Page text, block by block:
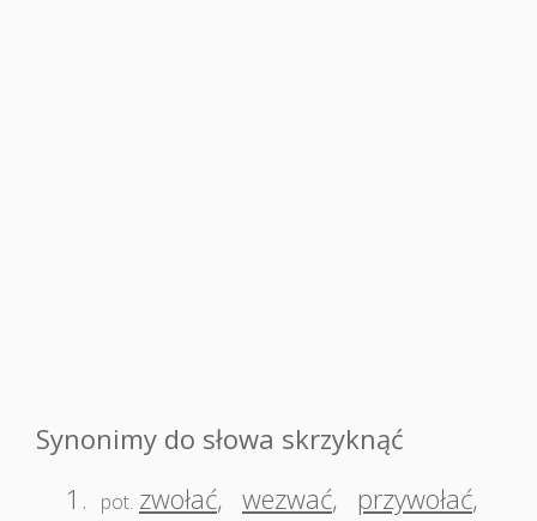
Synonimy do słowa skrzyknąć
1.
pot. zwołać, wezwać, przywołać,